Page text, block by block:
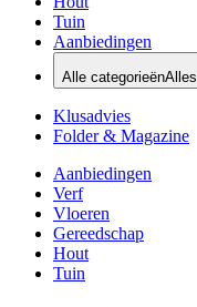
Tuin
Aanbiedingen
Alle categorieënAlles
Klusadvies
Folder & Magazine
Aanbiedingen
Verf
Vloeren
Gereedschap
Hout
Tuin